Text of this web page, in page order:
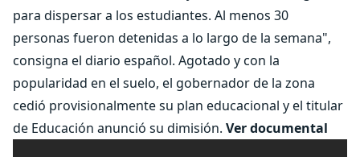
para dispersar a los estudiantes. Al menos 30
personas fueron detenidas a lo largo de la semana",
consigna el diario español. Agotado y con la
popularidad en el suelo, el gobernador de la zona
cedió provisionalmente su plan educacional y el titular
de Educación anunció su dimisión. Ver documental